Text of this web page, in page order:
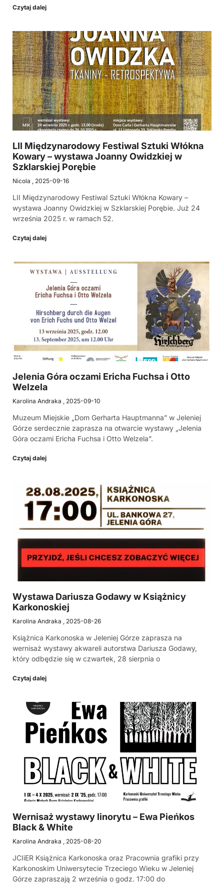
Czytaj dalej
LII Międzynarodowy Festiwal Sztuki Włókna
Kowary – wystawa Joanny Owidzkiej w
Szklarskiej Porębie
Nicola 2025-09-16
LII Międzynarodowy Festiwal Sztuki Włókna Kowary –
wystawa Joanny Owidzkiej w Szklarskiej Porębie. Już 24
września 2025 r. w ramach 52.
Czytaj dalej
Jelenia Góra oczami Ericha Fuchsa i Otto
Welzela
Karolina Andraka 2025-09-10
Muzeum Miejskie „Dom Gerharta Hauptmanna” w Jeleniej
Górze serdecznie zaprasza na otwarcie wystawy „Jelenia
Góra oczami Ericha Fuchsa i Otto Welzela”.
Czytaj dalej
Wystawa Dariusza Godawy w Książnicy
Karkonoskiej
Karolina Andraka 2025-08-26
Książnica Karkonoska w Jeleniej Górze zaprasza na
wernisaż wystawy akwareli autorstwa Dariusza Godawy,
który odbędzie się w czwartek, 28 sierpnia o
Czytaj dalej
Wernisaż wystawy linorytu – Ewa Pieńkos
Black & White
Karolina Andraka 2025-08-20
JCIiER Książnica Karkonoska oraz Pracownia grafiki przy
Karkonoskim Uniwersytecie Trzeciego Wieku w Jeleniej
Górze zapraszają 2 września o godz. 17:00 do